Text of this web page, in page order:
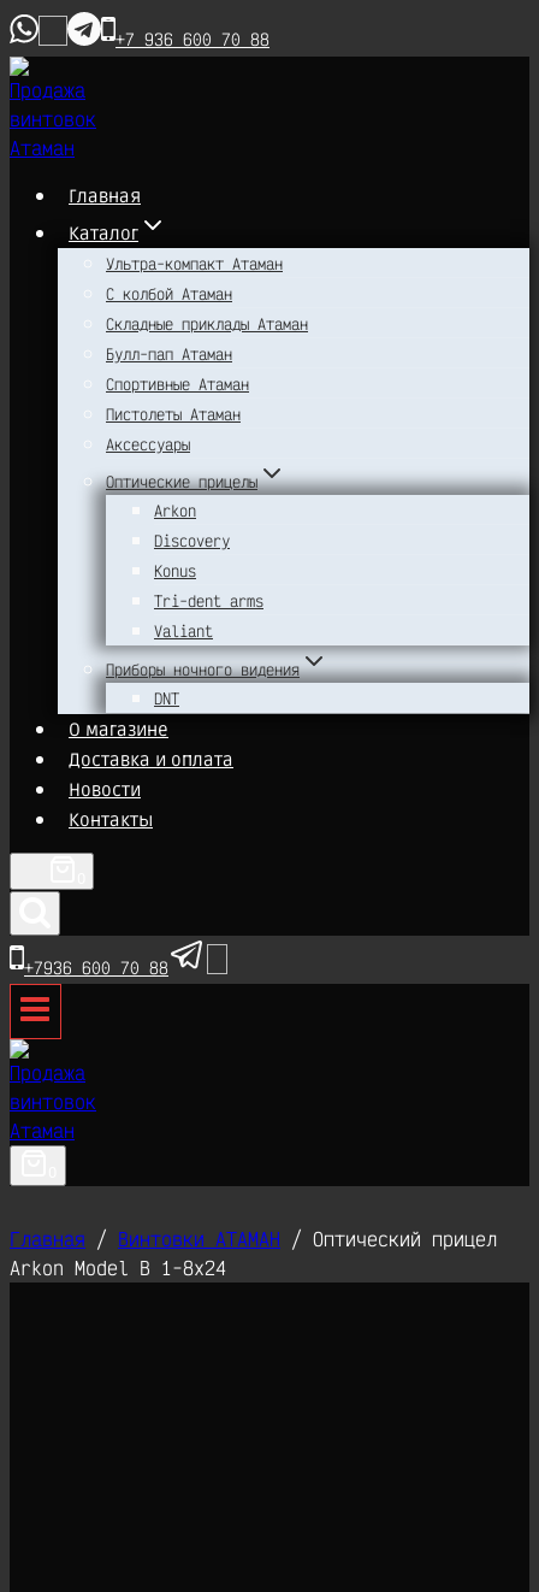
Перейти
к
содержимому
+7 936 600 70 88
Главная
Каталог
Ультра-компакт Атаман
С колбой Атаман
Складные приклады Атаман
Булл-пап Атаман
Спортивные Атаман
Пистолеты Атаман
Аксессуары
Оптические прицелы
Arkon
Discovery
Konus
Tri-dent arms
Valiant
Приборы ночного видения
DNT
О магазине
Доставка и оплата
Новости
Контакты
+7936 600 70 88
Главная / Винтовки АТАМАН / Оптический прицел
Arkon Model B 1-8х24